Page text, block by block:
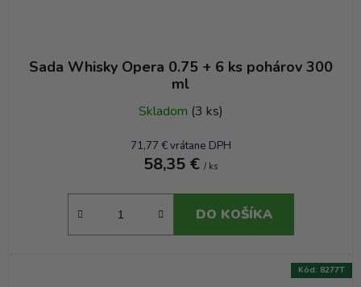
Sada Whisky Opera 0.75 + 6 ks pohárov 300
ml
Skladom (3 ks)
71,77 € vrátane DPH
58,35 € / ks
DO KOŠÍKA
Kód: 8277T